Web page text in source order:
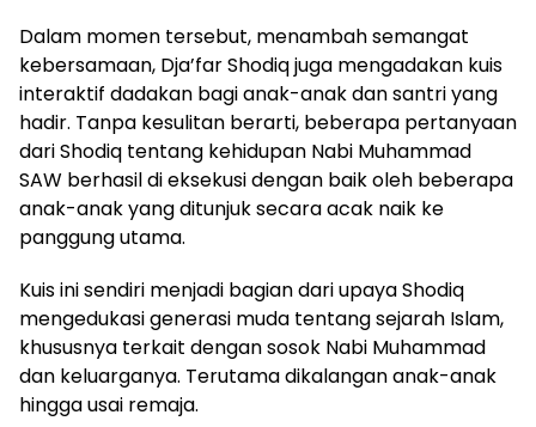
Dalam momen tersebut, menambah semangat
kebersamaan, Dja’far Shodiq juga mengadakan kuis
interaktif dadakan bagi anak-anak dan santri yang
hadir. Tanpa kesulitan berarti, beberapa pertanyaan
dari Shodiq tentang kehidupan Nabi Muhammad
SAW berhasil di eksekusi dengan baik oleh beberapa
anak-anak yang ditunjuk secara acak naik ke
panggung utama.
Kuis ini sendiri menjadi bagian dari upaya Shodiq
mengedukasi generasi muda tentang sejarah Islam,
khususnya terkait dengan sosok Nabi Muhammad
dan keluarganya. Terutama dikalangan anak-anak
hingga usai remaja.